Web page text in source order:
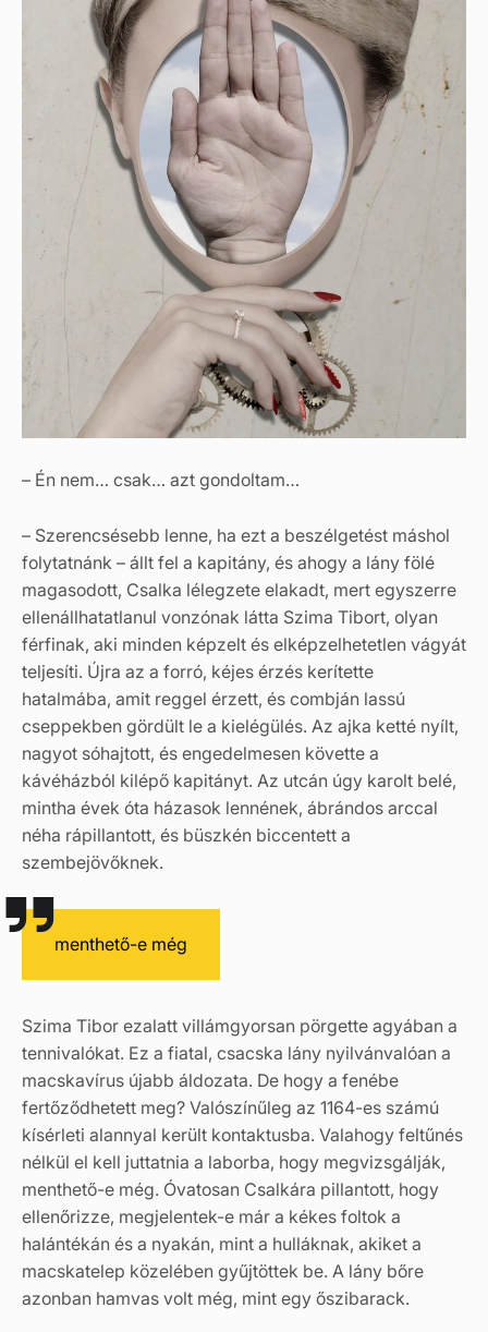
– Én nem… csak… azt gondoltam…
– Szerencsésebb lenne, ha ezt a beszélgetést máshol
folytatnánk – állt fel a kapitány, és ahogy a lány fölé
magasodott, Csalka lélegzete elakadt, mert egyszerre
ellenállhatatlanul vonzónak látta Szima Tibort, olyan
férfinak, aki minden képzelt és elképzelhetetlen vágyát
teljesíti. Újra az a forró, kéjes érzés kerítette
hatalmába, amit reggel érzett, és combján lassú
cseppekben gördült le a kielégülés. Az ajka ketté nyílt,
nagyot sóhajtott, és engedelmesen követte a
kávéházból kilépő kapitányt. Az utcán úgy karolt belé,
mintha évek óta házasok lennének, ábrándos arccal
néha rápillantott, és büszkén biccentett a
szembejövőknek.
menthető-e még
Szima Tibor ezalatt villámgyorsan pörgette agyában a
tennivalókat. Ez a fiatal, csacska lány nyilvánvalóan a
macskavírus újabb áldozata. De hogy a fenébe
fertőződhetett meg? Valószínűleg az 1164-es számú
kísérleti alannyal került kontaktusba. Valahogy feltűnés
nélkül el kell juttatnia a laborba, hogy megvizsgálják,
menthető-e még. Óvatosan Csalkára pillantott, hogy
ellenőrizze, megjelentek-e már a kékes foltok a
halántékán és a nyakán, mint a hulláknak, akiket a
macskatelep közelében gyűjtöttek be. A lány bőre
azonban hamvas volt még, mint egy őszibarack.